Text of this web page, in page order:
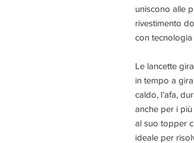
uniscono alle
rivestimento
con tecnologia
Le lancette
in tempo a
caldo, l’afa,
anche per i
al suo topper
ideale per